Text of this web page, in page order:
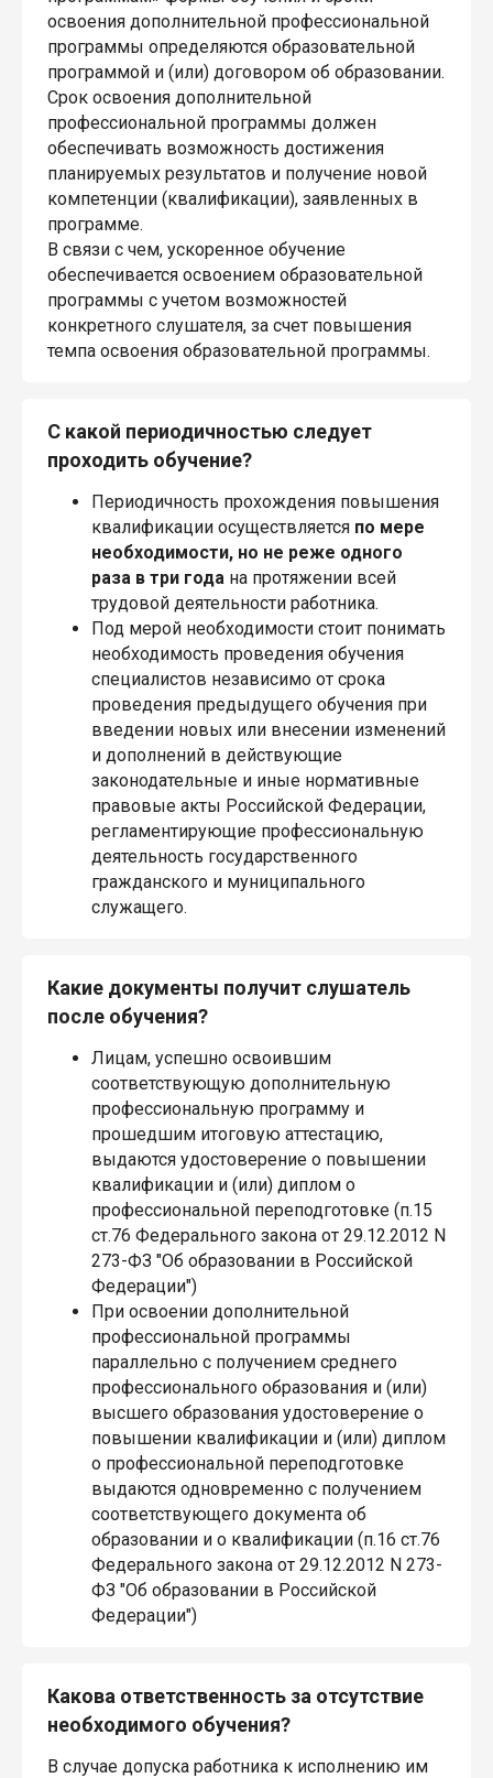
освоения дополнительной профессиональной
программы определяются образовательной
программой и (или) договором об образовании.
Срок освоения дополнительной
профессиональной программы должен
обеспечивать возможность достижения
планируемых результатов и получение новой
компетенции (квалификации), заявленных в
программе.
В связи с чем, ускоренное обучение
обеспечивается освоением образовательной
программы с учетом возможностей
конкретного слушателя, за счет повышения
темпа освоения образовательной программы.
С какой периодичностью следует
проходить обучение?
Периодичность прохождения повышения
квалификации осуществляется по мере
необходимости, но не реже одного
раза в три года на протяжении всей
трудовой деятельности работника.
Под мерой необходимости стоит понимать
необходимость проведения обучения
специалистов независимо от срока
проведения предыдущего обучения при
введении новых или внесении изменений
и дополнений в действующие
законодательные и иные нормативные
правовые акты Российской Федерации,
регламентирующие профессиональную
деятельность государственного
гражданского и муниципального
служащего.
Какие документы получит слушатель
после обучения?
Лицам, успешно освоившим
соответствующую дополнительную
профессиональную программу и
прошедшим итоговую аттестацию,
выдаются удостоверение о повышении
квалификации и (или) диплом о
профессиональной переподготовке (п.15
ст.76 Федерального закона от 29.12.2012 N
273-ФЗ "Об образовании в Российской
Федерации")
При освоении дополнительной
профессиональной программы
параллельно с получением среднего
профессионального образования и (или)
высшего образования удостоверение о
повышении квалификации и (или) диплом
о профессиональной переподготовке
выдаются одновременно с получением
соответствующего документа об
образовании и о квалификации (п.16 ст.76
Федерального закона от 29.12.2012 N 273-
ФЗ "Об образовании в Российской
Федерации")
Какова ответственность за отсутствие
необходимого обучения?
В случае допуска работника к исполнению им